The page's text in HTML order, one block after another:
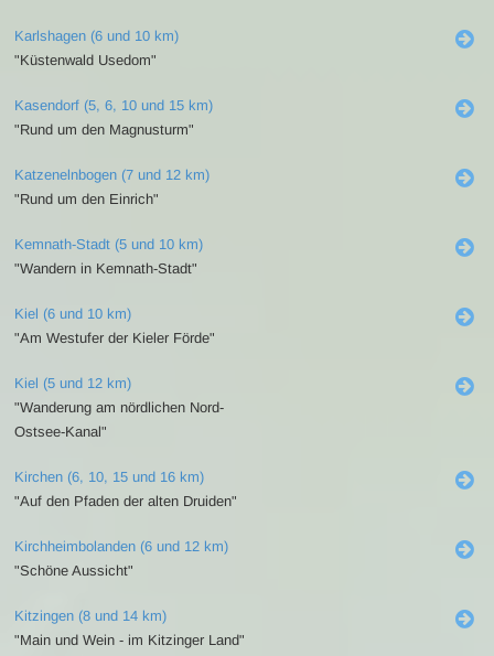
Karlshagen (6 und 10 km)
"Küstenwald Usedom"
Kasendorf (5, 6, 10 und 15 km)
"Rund um den Magnusturm"
Katzenelnbogen (7 und 12 km)
"Rund um den Einrich"
Kemnath-Stadt (5 und 10 km)
"Wandern in Kemnath-Stadt"
Kiel (6 und 10 km)
"Am Westufer der Kieler Förde"
Kiel (5 und 12 km)
"Wanderung am nördlichen Nord-
Ostsee-Kanal"
Kirchen (6, 10, 15 und 16 km)
"Auf den Pfaden der alten Druiden"
Kirchheimbolanden (6 und 12 km)
"Schöne Aussicht"
Kitzingen (8 und 14 km)
"Main und Wein - im Kitzinger Land"